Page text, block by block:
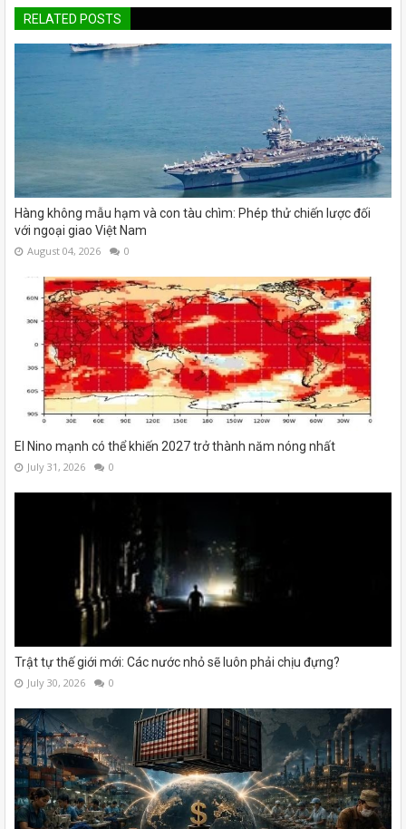
RELATED POSTS
Hàng không mẫu hạm và con tàu chìm: Phép thử chiến lược đối
với ngoại giao Việt Nam
August 04, 2026 0
El Nino mạnh có thể khiến 2027 trở thành năm nóng nhất
July 31, 2026 0
Trật tự thế giới mới: Các nước nhỏ sẽ luôn phải chịu đựng?
July 30, 2026 0